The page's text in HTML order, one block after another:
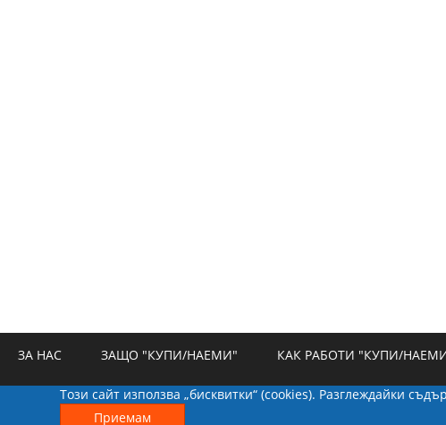
ЗА НАС ЗАЩО "КУПИ/НАЕМИ" КАК РАБОТИ "КУПИ/
РЕКЛАМА БИСКВИТКИ КОНТАКТИ
Този сайт използва „бисквитки“ (cookies). Разглеждайки
Приемам